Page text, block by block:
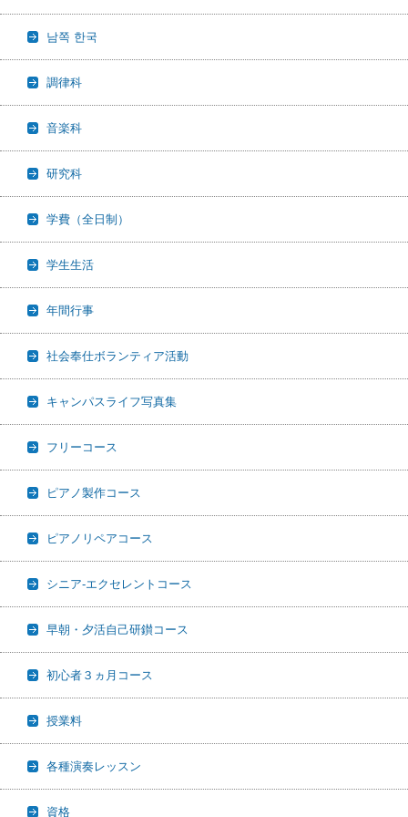
남쪽 한국
調律科
音楽科
研究科
学費（全日制）
学生生活
年間行事
社会奉仕ボランティア活動
キャンパスライフ写真集
フリーコース
ピアノ製作コース
ピアノリペアコース
シニア-エクセレントコース
早朝・夕活自己研鑚コース
初心者３ヵ月コース
授業料
各種演奏レッスン
資格